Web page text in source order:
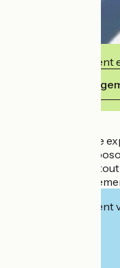
Cet
Voir ses
Vivez une nouvelle
A bord, nous
Sur le catamaran,
Le navire est
Cet